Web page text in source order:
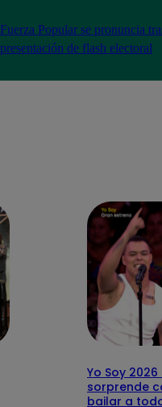
Fuerza Popular se pronuncia
presentación de flash electoral
Yo Soy 2026
sorprende
bailar a